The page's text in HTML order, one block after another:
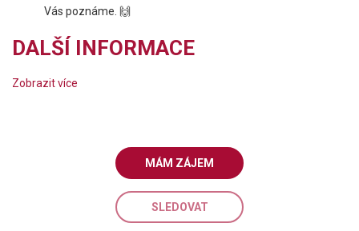
Vás poznáme. 🙌
DALŠÍ INFORMACE
Zobrazit více
MÁM ZÁJEM
SLEDOVAT